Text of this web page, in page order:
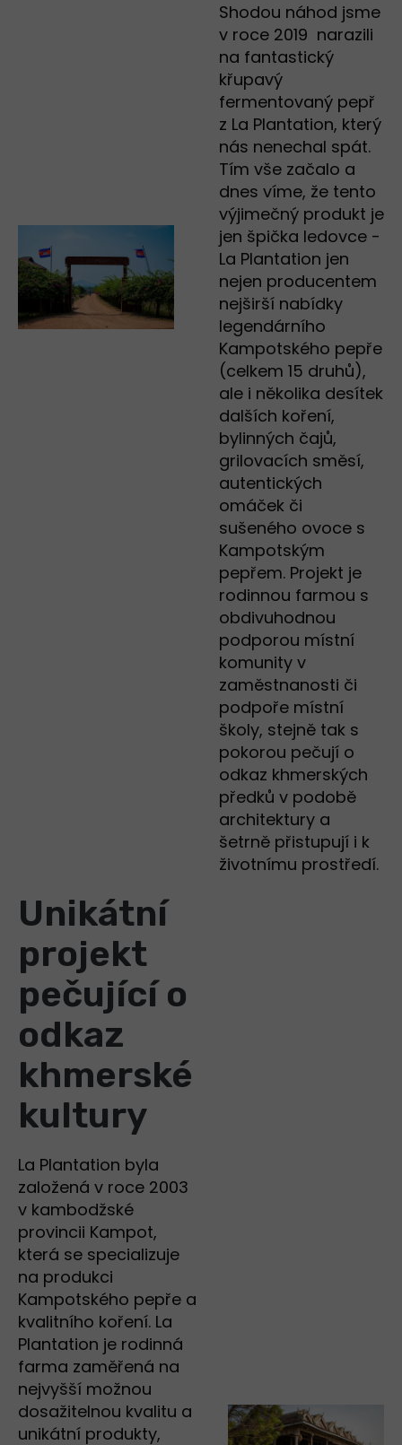
Shodou náhod jsme
v roce 2019 narazili
na fantastický
křupavý
fermentovaný pepř
z La Plantation, který
nás nenechal spát.
Tím vše začalo a
dnes víme, že tento
výjimečný produkt je
jen špička ledovce -
La Plantation jen
nejen producentem
nejširší nabídky
legendárního
Kampotského pepře
(celkem 15 druhů),
ale i několika desítek
dalších koření,
bylinných čajů,
grilovacích směsí,
autentických
omáček či
sušeného ovoce s
Kampotským
pepřem. Projekt je
rodinnou farmou s
obdivuhodnou
podporou místní
komunity v
zaměstnanosti či
podpoře místní
školy, stejně tak s
pokorou pečují o
odkaz khmerských
předků v podobě
architektury a
šetrně přistupují i k
životnímu prostředí.
Unikátní
projekt
pečující o
odkaz
khmerské
kultury
La Plantation byla
založená v roce 2003
v kambodžské
provincii Kampot,
která se specializuje
na produkci
Kampotského pepře a
kvalitního koření. La
Plantation je rodinná
farma zaměřená na
nejvyšší možnou
dosažitelnou kvalitu a
unikátní produkty,